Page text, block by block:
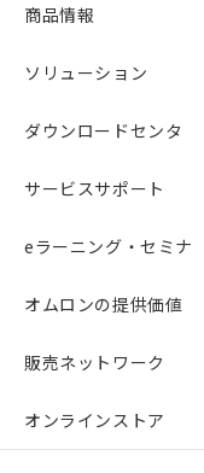
商品情報
ソリューション
ダウンロードセンタ
サービスサポート
eラーニング・セミナ
オムロンの提供価値
販売ネットワーク
オンラインストア